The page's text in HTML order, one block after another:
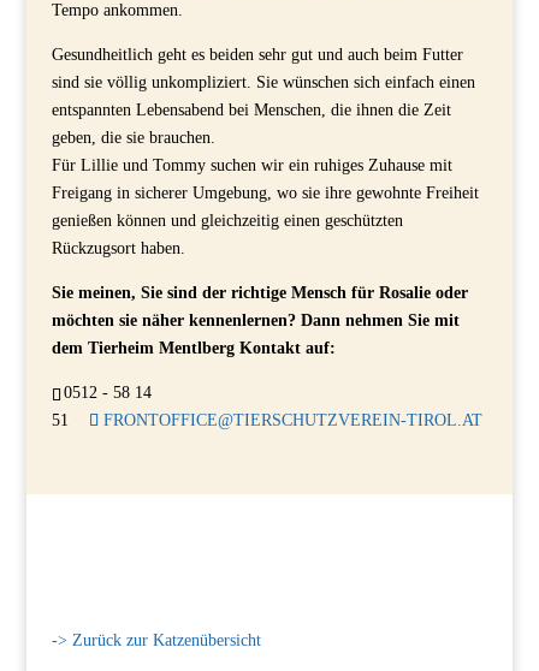
Tempo ankommen.
Gesundheitlich geht es beiden sehr gut und auch beim Futter
sind sie völlig unkompliziert. Sie wünschen sich einfach einen
entspannten Lebensabend bei Menschen, die ihnen die Zeit
geben, die sie brauchen.
Für Lillie und Tommy suchen wir ein ruhiges Zuhause mit
Freigang in sicherer Umgebung, wo sie ihre gewohnte Freiheit
genießen können und gleichzeitig einen geschützten
Rückzugsort haben.
Sie meinen, Sie sind der richtige Mensch für Rosalie oder
möchten sie näher kennenlernen? Dann nehmen Sie mit
dem Tierheim Mentlberg Kontakt auf:
0512 - 58 14
51
FRONTOFFICE@TIERSCHUTZVEREIN-TIROL.AT
-> Zurück zur Katzenübersicht